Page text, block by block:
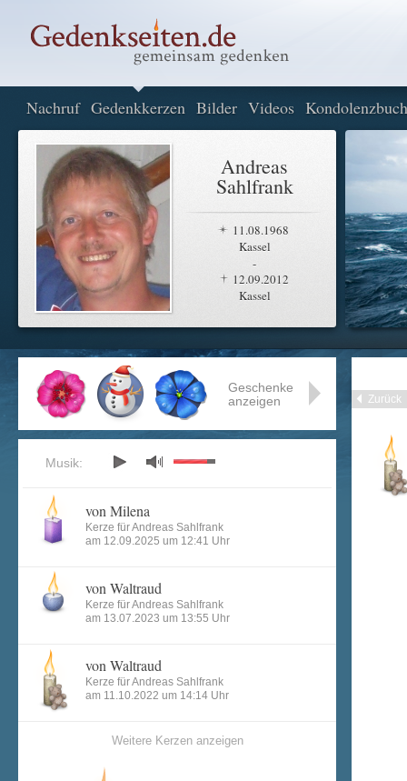
Nachruf Gedenkkerzen Bilder Videos Kondolenzbuch
Andreas
Sahlfrank
11.08.1968
Kassel
-
12.09.2012
Kassel
Zurück
Geschenke
anzeigen
Musik:
von Milena
Kerze für Andreas Sahlfrank
am 12.09.2025 um 12:41 Uhr
von Waltraud
Kerze für Andreas Sahlfrank
am 13.07.2023 um 13:55 Uhr
von Waltraud
Kerze für Andreas Sahlfrank
am 11.10.2022 um 14:14 Uhr
Weitere Kerzen anzeigen